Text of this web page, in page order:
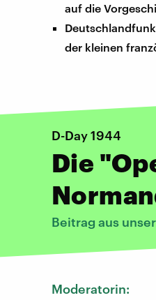
auf die
der kleinen
D-Day 1944
Die
Beitrag aus
Moderatorin: